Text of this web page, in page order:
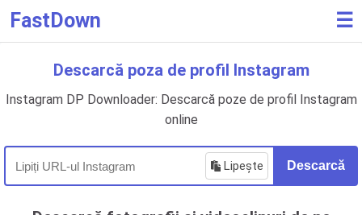
FastDown ☰
Descarcă poza de profil Instagram
Instagram DP Downloader: Descarcă poze de profil Instagram
online
Lipește Descarcă